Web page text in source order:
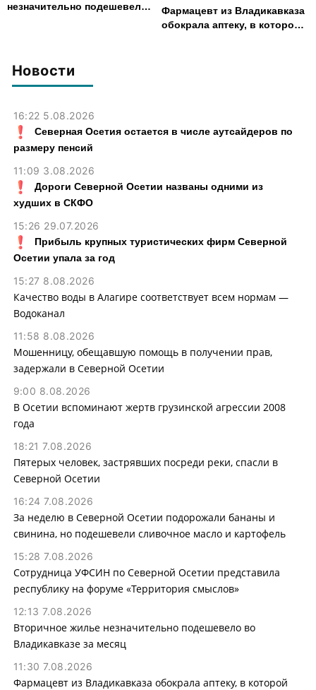
Новости
16:22 5.08.2026
Северная Осетия остается в числе аутсайдеров по
размеру пенсий
11:09 3.08.2026
Дороги Северной Осетии названы одними из
худших в СКФО
15:26 29.07.2026
Прибыль крупных туристических фирм Северной
Осетии упала за год
15:27 8.08.2026
Качество воды в Алагире соответствует всем нормам —
Водоканал
11:58 8.08.2026
Мошенницу, обещавшую помощь в получении прав,
задержали в Северной Осетии
9:00 8.08.2026
В Осетии вспоминают жертв грузинской агрессии 2008
года
18:21 7.08.2026
Пятерых человек, застрявших посреди реки, спасли в
Северной Осетии
16:24 7.08.2026
За неделю в Северной Осетии подорожали бананы и
свинина, но подешевели сливочное масло и картофель
15:28 7.08.2026
Сотрудница УФСИН по Северной Осетии представила
республику на форуме «Территория смыслов»
12:13 7.08.2026
Вторичное жилье незначительно подешевело во
Владикавказе за месяц
11:30 7.08.2026
Фармацевт из Владикавказа обокрала аптеку, в которой
незначительно подешевело
Фармацевт из Владикавказа
обокрала аптеку, в которой